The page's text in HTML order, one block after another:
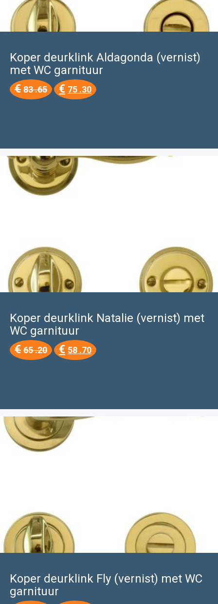
Koper deurklink Aldagonda (vernist)
met WC garnituur
€ 83 .65
Oorspronkelijke
prijs
€ 75 .30 Huidige
Koper deurklink Natalie (vernist) met
WC garnituur
€ 65 .20
Oorspronkelijke
prijs
€ 58 .70 Huidige
Koper deurklink Fly (vernist) met WC
garnituur